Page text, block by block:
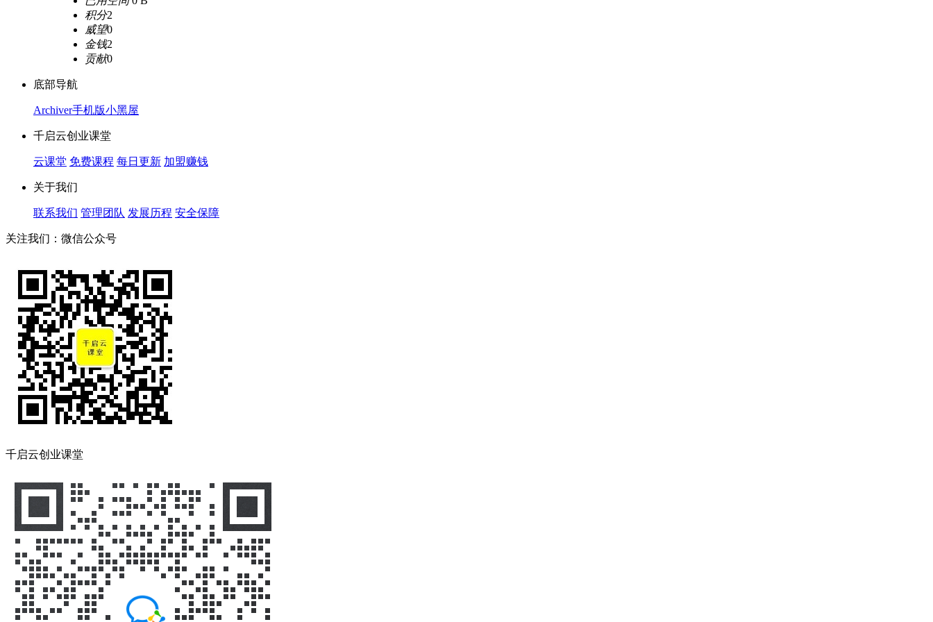
积分2
威望0
金钱2
贡献0
底部导航
Archiver手机版小黑屋
千启云创业课堂
云课堂 免费课程 每日更新 加盟赚钱
关于我们
联系我们 管理团队 发展历程 安全保障
关注我们：微信公众号
千启云创业课堂